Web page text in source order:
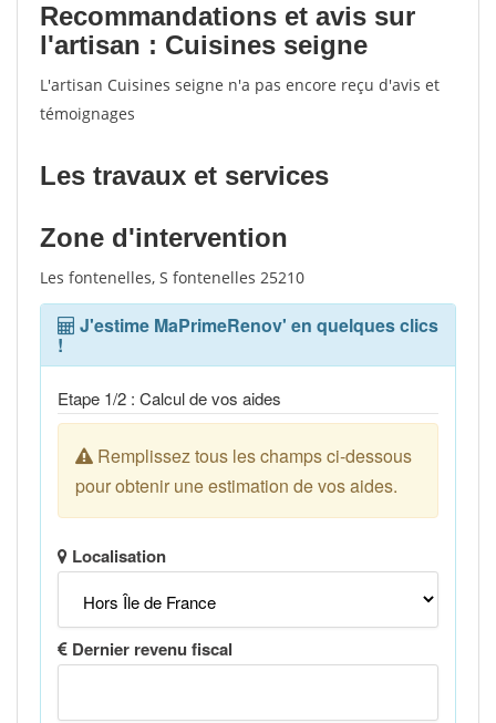
Recommandations et avis sur
l'artisan : Cuisines seigne
L'artisan Cuisines seigne n'a pas encore reçu d'avis et
témoignages
Les travaux et services
Zone d'intervention
Les fontenelles, S fontenelles 25210